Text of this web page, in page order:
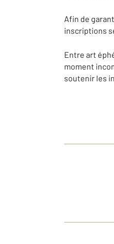
Afin de
inscriptions
Entre art
moment
soutenir les